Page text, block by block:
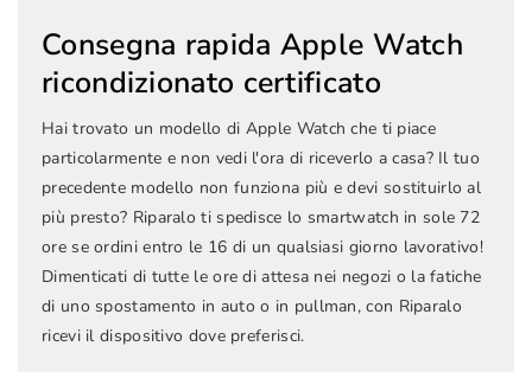
Consegna rapida Apple Watch
ricondizionato certificato
Hai trovato un modello di Apple Watch che ti piace
particolarmente e non vedi l'ora di riceverlo a casa? Il tuo
precedente modello non funziona più e devi sostituirlo al
più presto? Riparalo ti spedisce lo smartwatch in sole 72
ore se ordini entro le 16 di un qualsiasi giorno lavorativo!
Dimenticati di tutte le ore di attesa nei negozi o la fatiche
di uno spostamento in auto o in pullman, con Riparalo
ricevi il dispositivo dove preferisci.